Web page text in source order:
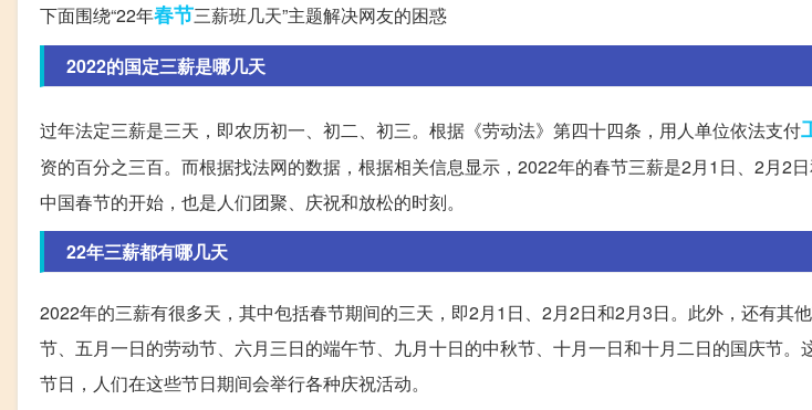
下面围绕“22年春节三薪班几天”主题解决网友的困惑
2022的国定三薪是哪几天
过年法定三薪是三天，即农历初一、初二、初三。根据《劳动法》第四十四条，用人单位依法支付
资的百分之三百。而根据找法网的数据，根据相关信息显示，2022年的春节三薪是2月1日、2月2
中国春节的开始，也是人们团聚、庆祝和放松的时刻。
22年三薪都有哪几天
2022年的三薪有很多天，其中包括春节期间的三天，即2月1日、2月2日和2月3日。此外，还有其
节、五月一日的劳动节、六月三日的端午节、九月十日的中秋节、十月一日和十月二日的国庆节。
节日，人们在这些节日期间会举行各种庆祝活动。